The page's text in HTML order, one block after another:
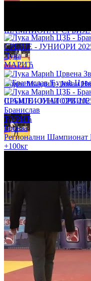
ШАМПИОНАТ
Војин Мандић - Јован
ШАМПИОНАТ
Анастасија Мандић -
ШАМПИОНАТ
Лука
МАРИЋ
Бранислав
ЂУРИЋ
Бронза
Регионални
+100кг